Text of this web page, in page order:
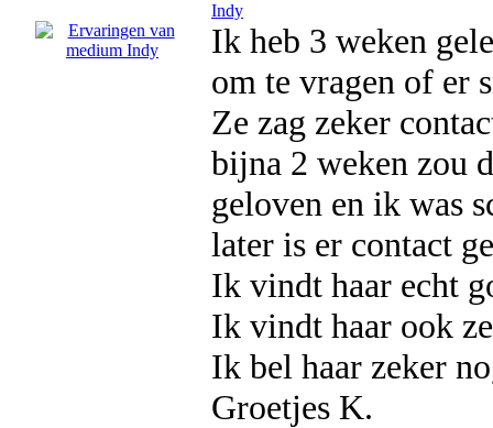
Indy
Ik heb 3 weken
om te vragen of er
Ze zag zeker
bijna 2 weken zou
geloven en ik was
later is er contact
Ik vindt haar echt
Ik vindt haar ook
Ik bel haar zeker
Groetjes K.